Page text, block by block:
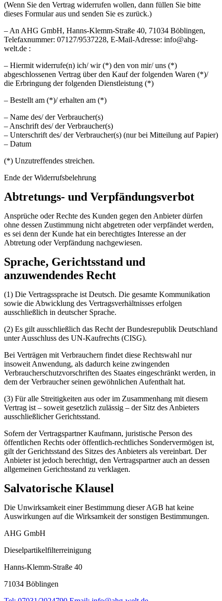
(Wenn Sie den Vertrag widerrufen wollen, dann füllen Sie bitte
dieses Formular aus und senden Sie es zurück.)
– An AHG GmbH, Hanns-Klemm-Straße 40, 71034 Böblingen,
Telefaxnummer: 07127/9537228, E-Mail-Adresse: info@ahg-
welt.de :
– Hiermit widerrufe(n) ich/ wir (*) den von mir/ uns (*)
abgeschlossenen Vertrag über den Kauf der folgenden Waren (*)/
die Erbringung der folgenden Dienstleistung (*)
– Bestellt am (*)/ erhalten am (*)
– Name des/ der Verbraucher(s)
– Anschrift des/ der Verbraucher(s)
– Unterschrift des/ der Verbraucher(s) (nur bei Mitteilung auf Papier)
– Datum
(*) Unzutreffendes streichen.
Ende der Widerrufsbelehrung
Abtretungs- und Verpfändungsverbot
Ansprüche oder Rechte des Kunden gegen den Anbieter dürfen
ohne dessen Zustimmung nicht abgetreten oder verpfändet werden,
es sei denn der Kunde hat ein berechtigtes Interesse an der
Abtretung oder Verpfändung nachgewiesen.
Sprache, Gerichtsstand und
anzuwendendes Recht
(1) Die Vertragssprache ist Deutsch. Die gesamte Kommunikation
sowie die Abwicklung des Vertragsverhältnisses erfolgen
ausschließlich in deutscher Sprache.
(2) Es gilt ausschließlich das Recht der Bundesrepublik Deutschland
unter Ausschluss des UN-Kaufrechts (CISG).
Bei Verträgen mit Verbrauchern findet diese Rechtswahl nur
insoweit Anwendung, als dadurch keine zwingenden
Verbraucherschutzvorschriften des Staates eingeschränkt werden, in
dem der Verbraucher seinen gewöhnlichen Aufenthalt hat.
(3) Für alle Streitigkeiten aus oder im Zusammenhang mit diesem
Vertrag ist – soweit gesetzlich zulässig – der Sitz des Anbieters
ausschließlicher Gerichtsstand.
Sofern der Vertragspartner Kaufmann, juristische Person des
öffentlichen Rechts oder öffentlich-rechtliches Sondervermögen ist,
gilt der Gerichtsstand des Sitzes des Anbieters als vereinbart. Der
Anbieter ist jedoch berechtigt, den Vertragspartner auch an dessen
allgemeinen Gerichtsstand zu verklagen.
Salvatorische Klausel
Die Unwirksamkeit einer Bestimmung dieser AGB hat keine
Auswirkungen auf die Wirksamkeit der sonstigen Bestimmungen.
AHG GmbH
Dieselpartikelfilterreinigung
Hanns-Klemm-Straße 40
71034 Böblingen